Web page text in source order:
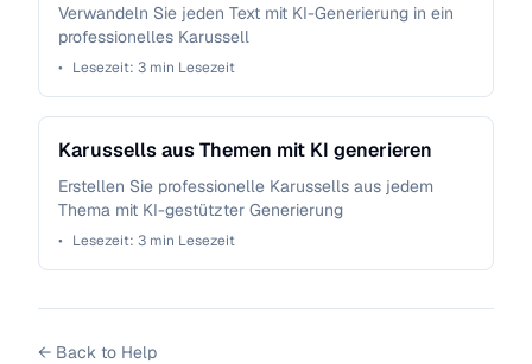
Verwandeln Sie jeden Text mit KI-Generierung in ein
professionelles Karussell
• Lesezeit: 3 min Lesezeit
Karussells aus Themen mit KI generieren
Erstellen Sie professionelle Karussells aus jedem
Thema mit KI-gestützter Generierung
• Lesezeit: 3 min Lesezeit
← Back to Help